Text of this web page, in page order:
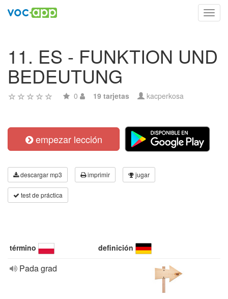
11. ES - FUNKTION UND
BEDEUTUNG
0 19 tarjetas kacperkosa
empezar lección
descargar mp3 imprimir jugar
test de práctica
término definición
Pada grad